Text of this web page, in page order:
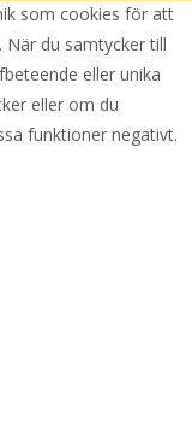
som cookies för att
du samtycker till
eller unika
eller om du
funktioner negativt.